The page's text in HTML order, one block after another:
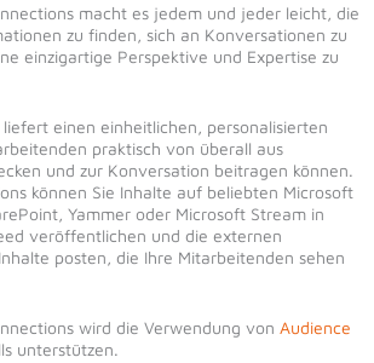
macht es jedem und jeder leicht, die
zu finden, sich an Konversationen zu
einzigartige Perspektive und Expertise zu
einen einheitlichen, personalisierten
praktisch von überall aus
und zur Konversation beitragen können.
können Sie Inhalte auf beliebten Microsoft
Yammer oder Microsoft Stream in
veröffentlichen und die externen
posten, die Ihre Mitarbeitenden sehen
wird die Verwendung von Audience
unterstützen.